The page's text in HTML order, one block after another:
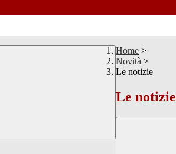
Home >
Novità >
Le notizie
Le notizie